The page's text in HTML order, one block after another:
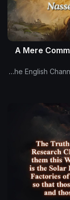
A Mere
The English Channel Of Al-Mahdi Nasser Mohammad Al-Yamani